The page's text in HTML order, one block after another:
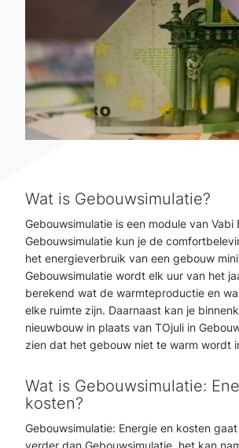
Wat is Gebouwsimulatie?
Gebouwsimulatie is een module van Vabi
Gebouwsimulatie kun je de
het energieverbruik van een gebouw
Gebouwsimulatie wordt elk uur van het
berekend wat de warmteproductie en
elke ruimte zijn. Daarnaast kan je
nieuwbouw in plaats van TOjuli in
zien dat het gebouw niet te warm wordt
Wat is Gebouwsimulatie:
kosten?
Gebouwsimulatie: Energie en kosten
verder dan Gebouwsimulatie, het kan